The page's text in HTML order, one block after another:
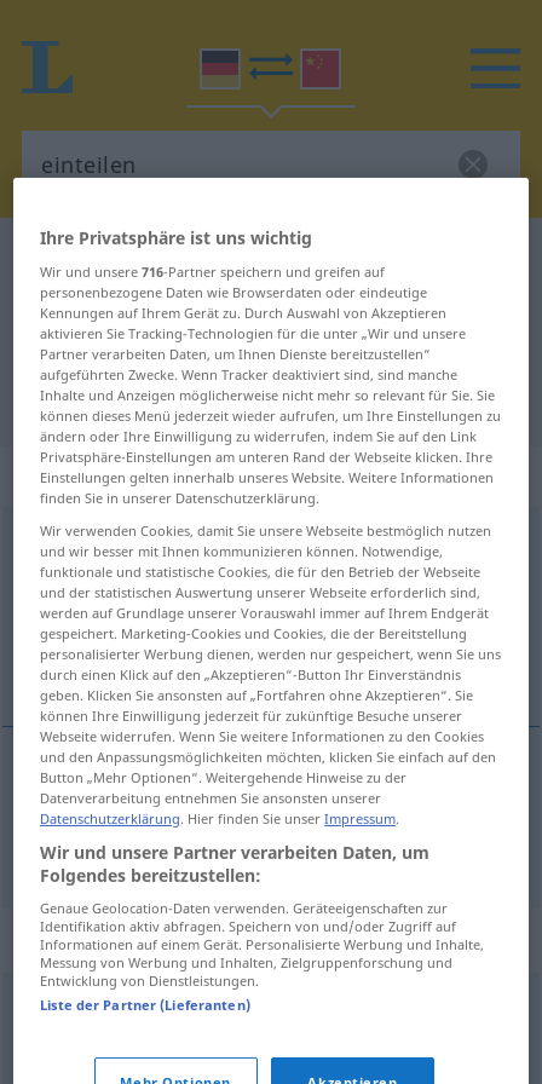
Deutsch-Chinesisch Wörterbuch
Deutsch-Chinesisch Übersetzung
für "einteilen"
"einteilen" Chinesisch Übersetzung
„einteilen“
einteilen
Übersicht aller Übersetzungen
(Für mehr Details die Übersetzung anklicken/antippen)
分开, 规划
分开[fēnkāi] einteilen teilen
规划[guīhuà] einteilenZeit
Synonyme für "einteilen"
Ihre Privatsphäre ist uns wichtig
Wir und unsere716-Partner speichern und greifen auf
personenbezogene Daten wie Browserdaten oder eindeutige
Kennungen auf Ihrem Gerät zu. Durch Auswahl von Akzeptieren
aktivieren Sie Tracking-Technologien für die unter „Wir und unsere
Partner verarbeiten Daten, um Ihnen Dienste bereitzustellen“
aufgeführten Zwecke. Wenn Tracker deaktiviert sind, sind manche
Inhalte und Anzeigen möglicherweise nicht mehr so relevant für Sie. Sie
können dieses Menü jederzeit wieder aufrufen, um Ihre Einstellungen zu
ändern oder Ihre Einwilligung zu widerrufen, indem Sie auf den Link
Privatsphäre-Einstellungen am unteren Rand der Webseite klicken. Ihre
Einstellungen gelten innerhalb unseres Website. Weitere Informationen
finden Sie in unserer Datenschutzerklärung.
Wir verwenden Cookies, damit Sie unsere Webseite bestmöglich nutzen
und wir besser mit Ihnen kommunizieren können. Notwendige,
funktionale und statistische Cookies, die für den Betrieb der Webseite
und der statistischen Auswertung unserer Webseite erforderlich sind,
werden auf Grundlage unserer Vorauswahl immer auf Ihrem Endgerät
gespeichert. Marketing-Cookies und Cookies, die der Bereitstellung
personalisierter Werbung dienen, werden nur gespeichert, wenn Sie uns
durch einen Klick auf den „Akzeptieren“-Button Ihr Einverständnis
geben. Klicken Sie ansonsten auf „Fortfahren ohne Akzeptieren“. Sie
können Ihre Einwilligung jederzeit für zukünftige Besuche unserer
Webseite widerrufen. Wenn Sie weitere Informationen zu den Cookies
und den Anpassungsmöglichkeiten möchten, klicken Sie einfach auf den
Button „Mehr Optionen“. Weitergehende Hinweise zu der
Datenverarbeitung entnehmen Sie ansonsten unserer
Datenschutzerklärung. Hier finden Sie unserImpressum.
Wir und unsere Partner verarbeiten Daten, um
Folgendes bereitzustellen:
Genaue Geolocation-Daten verwenden. Geräteeigenschaften zur
Identifikation aktiv abfragen. Speichern von und/oder Zugriff auf
Informationen auf einem Gerät. Personalisierte Werbung und Inhalte,
Messung von Werbung und Inhalten, Zielgruppenforschung und
Entwicklung von Dienstleistungen.
Liste der Partner (Lieferanten)